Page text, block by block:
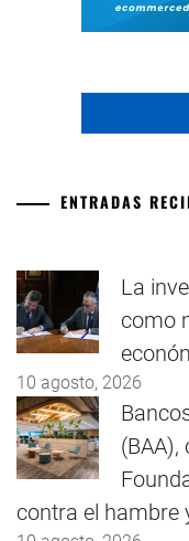
ENTRADAS
La
como
10 agosto, 2026
(BAA),
contra el hambre